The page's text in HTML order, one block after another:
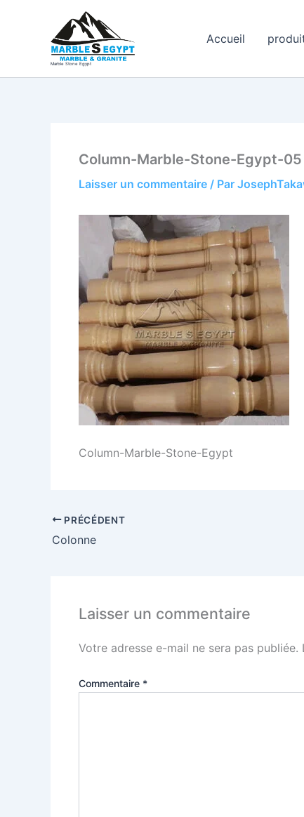
Marble Stone Egypt
Accueil
Column-Marble-Stone-Egypt-05
Laisser un commentaire / Par
Column-Marble-Stone-Egypt
PRÉCÉDENT
Colonne
Laisser un commentaire
Votre adresse e-mail ne sera pas publiée.
Commentaire *